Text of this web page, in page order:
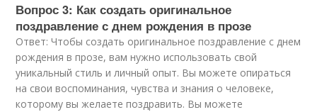
Вопрос 3: Как создать оригинальное
поздравление с днем рождения в прозе
Ответ: Чтобы создать оригинальное поздравление с днем
рождения в прозе, вам нужно использовать свой
уникальный стиль и личный опыт. Вы можете опираться
на свои воспоминания, чувства и знания о человеке,
которому вы желаете поздравить. Вы можете